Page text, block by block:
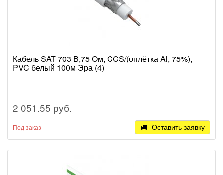
Кабель SAT 703 B,75 Ом, CCS/(оплётка Al, 75%),
PVC белый 100м Эра (4)
2 051.55 руб.
Под заказ Оставить заявку